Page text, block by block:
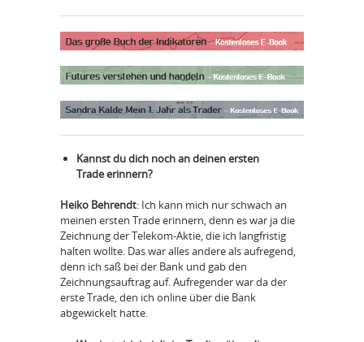
Kannst du dich noch an deinen ersten
Trade erinnern?
Heiko Behrendt: Ich kann mich nur schwach an
meinen ersten Trade erinnern, denn es war ja die
Zeichnung der Telekom-Aktie, die ich langfristig
halten wollte. Das war alles andere als aufregend,
denn ich saß bei der Bank und gab den
Zeichnungsauftrag auf. Aufregender war da der
erste Trade, den ich online über die Bank
abgewickelt hatte.